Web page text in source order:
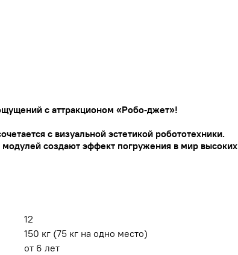
с аттракционом «Робо‑джет»!
с визуальной эстетикой робототехники.
модулей создают эффект погружения в мир высоких
12
150 кг (75 кг на одно место)
от 6 лет